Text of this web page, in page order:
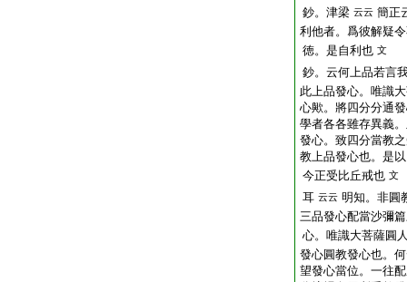
鈔。津梁 云云 簡正
利他者。爲彼解疑
徳。是自利也 文
鈔。云何上品若言
此上品發心。唯識
心歟。將四分分通
學者各各雖存異義
發心。致四分當教
教上品發心也。是
今正受比丘戒也 文
耳 云云 明知。非圓
三品發心配當沙彌
心。唯識大菩薩圓
發心圓教發心也。
望發心當位。一往